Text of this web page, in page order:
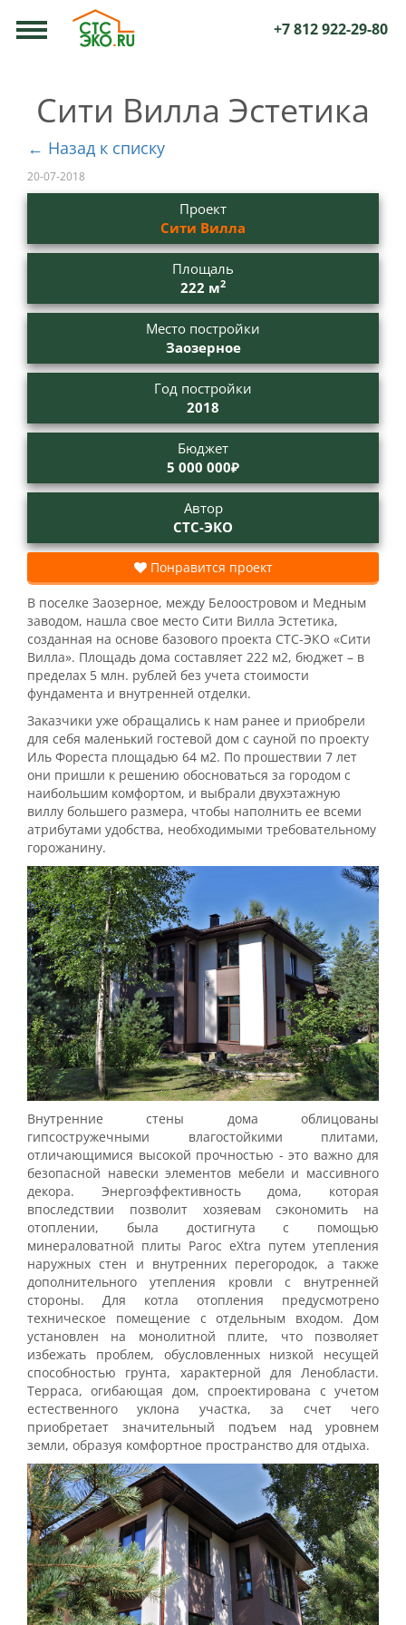
+7 812 922-29-80
Сити Вилла Эстетика
← Назад к списку
20-07-2018
Проект
Сити Вилла
Площаль
222 м2
Место постройки
Заозерное
Год постройки
2018
Бюджет
5 000 000₽
Автор
СТС-ЭКО
Понравится проект
В поселке Заозерное, между Белоостровом и Медным
заводом, нашла свое место Сити Вилла Эстетика,
созданная на основе базового проекта СТС-ЭКО «Сити
Вилла». Площадь дома составляет 222 м2, бюджет – в
пределах 5 млн. рублей без учета стоимости
фундамента и внутренней отделки.
Заказчики уже обращались к нам ранее и приобрели
для себя маленький гостевой дом с сауной по проекту
Иль Фореста площадью 64 м2. По прошествии 7 лет
они пришли к решению обосноваться за городом с
наибольшим комфортом, и выбрали двухэтажную
виллу большего размера, чтобы наполнить ее всеми
атрибутами удобства, необходимыми требовательному
горожанину.
Внутренние стены дома облицованы
гипсостружечными влагостойкими плитами,
отличающимися высокой прочностью - это важно для
безопасной навески элементов мебели и массивного
декора. Энергоэффективность дома, которая
впоследствии позволит хозяевам сэкономить на
отоплении, была достигнута с помощью
минераловатной плиты Paroc eXtra путем утепления
наружных стен и внутренних перегородок, а также
дополнительного утепления кровли с внутренней
стороны. Для котла отопления предусмотрено
техническое помещение с отдельным входом. Дом
установлен на монолитной плите, что позволяет
избежать проблем, обусловленных низкой несущей
способностью грунта, характерной для Ленобласти.
Терраса, огибающая дом, спроектирована с учетом
естественного уклона участка, за счет чего
приобретает значительный подъем над уровнем
земли, образуя комфортное пространство для отдыха.